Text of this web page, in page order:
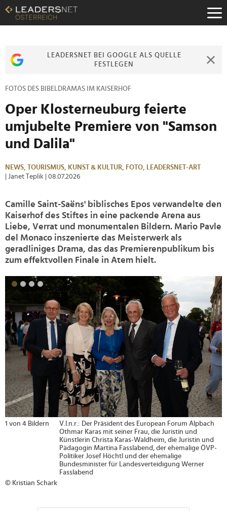
Zum
Inhalt
Zur
Zur
LEADERSNET BEI GOOGLE ALS QUELLE
FESTLEGEN
FOTOS DES BIBELDRAMAS IM KAISERHOF
Oper Klosterneuburg feierte
umjubelte Premiere von "Samson
und Dalila"
NEWS, TOURISMUS, KUNST & KULTUR, FOTO, LEADERSNET-ART
| Janet Teplik
| 08.07.2026
Camille Saint-Saëns' biblisches Epos verwandelte den
Kaiserhof des Stiftes in eine packende Arena aus
Liebe, Verrat und monumentalen Bildern. Mario Pavle
del Monaco inszenierte das Meisterwerk als
geradliniges Drama, das das Premierenpublikum bis
zum effektvollen Finale in Atem hielt.
Forum Alpbach
ehemalige ÖVP-
2 von 4 Bildern
Die beiden
und Kristian Benedikt
© Kristian Schark